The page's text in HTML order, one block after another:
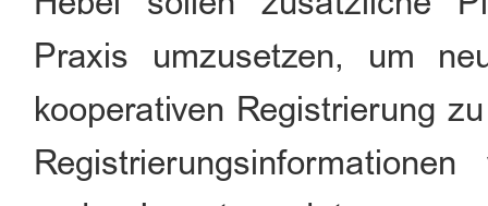
Praxis umzusetzen, um
kooperativen Registrierung